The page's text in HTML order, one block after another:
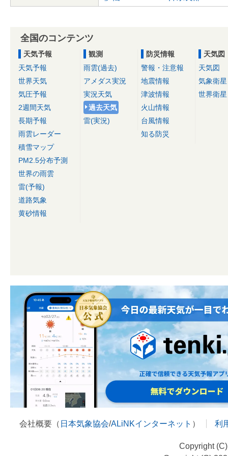
全国のコンテンツ
天気予報
天気予報
世界天気
気圧予報
2週間天気
長期予報
雨雲レーダー
積雪マップ
PM2.5分布予測
世界の雨雲
雷(予報)
道路気象
黄砂情報
観測
雨雲(過去)
アメダス実況
実況天気
過去天気
雷(実況)
防災情報
警報・注意報
地震情報
津波情報
火山情報
台風情報
知る防災
天気図
天気図
気象衛星
世界衛星
会社概要（ 日本気象協会/ALiNKインターネット ） 利
Copyright